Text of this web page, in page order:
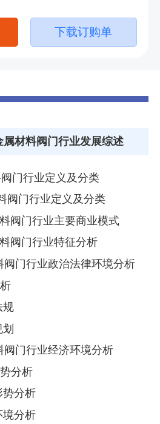
下载订购单
属材料阀门行业发展综述
门行业定义及分类
阀门行业定义及分类
阀门行业主要商业模式
阀门行业特征分析
阀门行业政治法律环境分析
规
划
阀门行业经济环境分析
分析
势分析
境分析